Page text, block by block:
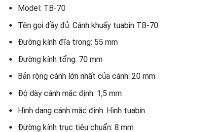
Model: TB-70
Tên gọi đầy đủ: Cánh khuấy tuabin TB-70
Đường kính đĩa trong: 55 mm
Đường kính tổng: 70 mm
Bản rộng cánh lớn nhất của cánh: 20 mm
Độ dày cánh mặc định: 1,5 mm
Hình dạng cánh mặc định: Hình tuabin
Đường kính trục tiêu chuẩn: 8 mm